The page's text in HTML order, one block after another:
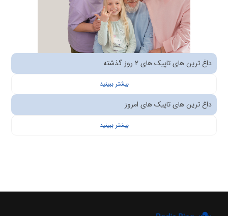
داغ ترین های تاپیک های 2 روز گذشته
بیشتر ببینید
داغ ترین های تاپیک های امروز
بیشتر ببینید